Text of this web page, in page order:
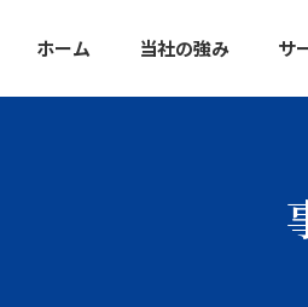
ホーム 当社の強み サ
カスタマ